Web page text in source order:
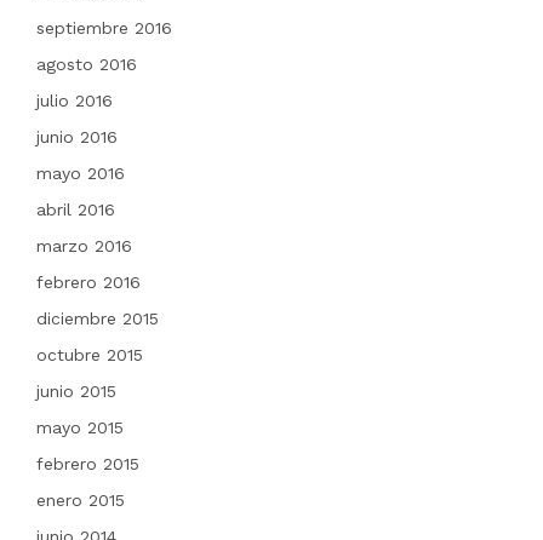
septiembre 2016
agosto 2016
julio 2016
junio 2016
mayo 2016
abril 2016
marzo 2016
febrero 2016
diciembre 2015
octubre 2015
junio 2015
mayo 2015
febrero 2015
enero 2015